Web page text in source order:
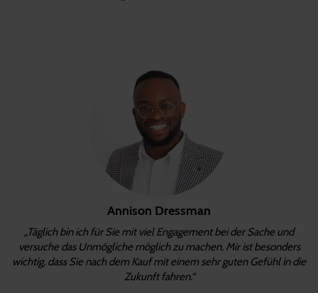
Annison Dressman
„Täglich bin ich für Sie mit viel Engagement bei der Sache und
versuche das Unmögliche möglich zu machen. Mir ist besonders
wichtig, dass Sie nach dem Kauf mit einem sehr guten Gefühl in die
Zukunft fahren.“